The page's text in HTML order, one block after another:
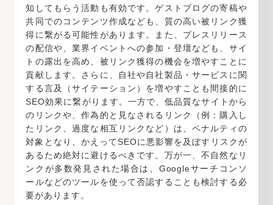
知してもらう活動も有効です。ゲストブログの寄稿や
共同でのコンテンツ作成なども、質の高い被リンク獲
得に繋がる可能性があります。また、プレスリリース
の配信や、業界イベントへの参加・登壇なども、サイ
トの露出を高め、被リンク獲得の機会を増やすことに
貢献します。さらに、自社や自社製品・サービスに関
する言及（サイテーション）を増やすことも間接的に
SEO効果に繋がります。一方で、低品質なサイトから
のリンクや、作為的と見なされるリンク（例：購入し
たリンク、過度な相互リンクなど）は、ペナルティの
対象となり、かえってSEOに悪影響を及ぼすリスクが
あるため絶対に避けるべきです。万が一、不自然なリ
ンクが多数発見された場合は、Googleサーチコンソ
ールなどのツールを使って否認することも検討する必
要があります。